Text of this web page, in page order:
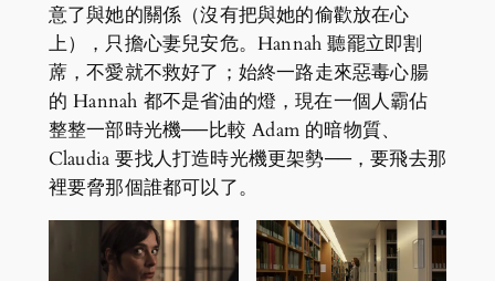
意了與她的關係（沒有把與她的偷歡放在心
上），只擔心妻兒安危。Hannah 聽罷立即割
蓆，不愛就不救好了；始終一路走來惡毒心腸
的 Hannah 都不是省油的燈，現在一個人霸佔
整整一部時光機──比較 Adam 的暗物質、
Claudia 要找人打造時光機更架勢──，要飛去那
裡要脅那個誰都可以了。